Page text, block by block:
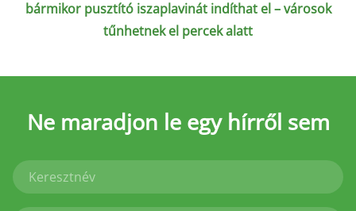
bármikor pusztító iszaplavinát indíthat el – városok
tűnhetnek el percek alatt
Ne maradjon le egy hírről sem